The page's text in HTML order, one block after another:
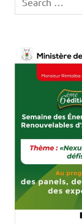
for: